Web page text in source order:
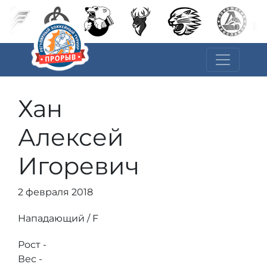
Хан
Алексей
Игоревич
2 февраля 2018
Нападающий / F
Рост -
Вес -